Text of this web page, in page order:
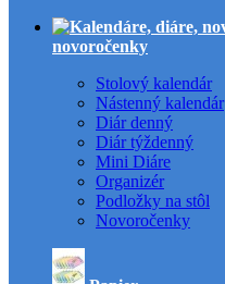
novoročenky
Stolový kalendár
Nástenný kalendár
Diár denný
Diár týždenný
Mini Diáre
Organizér
Podložky na stôl
Novoročenky